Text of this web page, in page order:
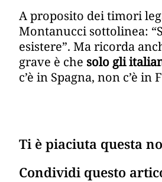
A proposito dei timori
Montanucci sottolinea:
esistere”. Ma ricorda
grave è che solo gli
c’è in Spagna, non c’è in
Ti è piaciuta questa
Condividi questo